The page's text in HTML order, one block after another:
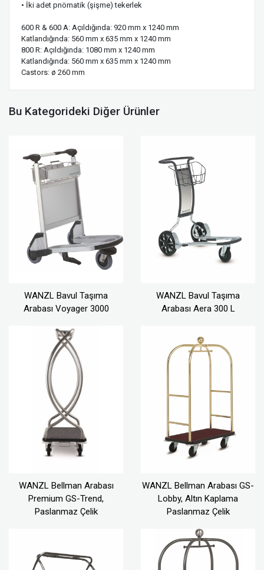
• İki adet pnömatik (şişme) tekerlek
600 R & 600 A: Açıldığında: 920 mm x 1240 mm
Katlandığında: 560 mm x 635 mm x 1240 mm
800 R: Açıldığında: 1080 mm x 1240 mm
Katlandığında: 560 mm x 635 mm x 1240 mm
Castors: ø 260 mm
Bu Kategorideki Diğer Ürünler
WANZL Bavul Taşıma
Arabası Voyager 3000
WANZL Bavul Taşıma
Arabası Aera 300 L
WANZL Bellman Arabası
Premium GS-Trend,
Paslanmaz Çelik
WANZL Bellman Arabası GS-
Lobby, Altın Kaplama
Paslanmaz Çelik